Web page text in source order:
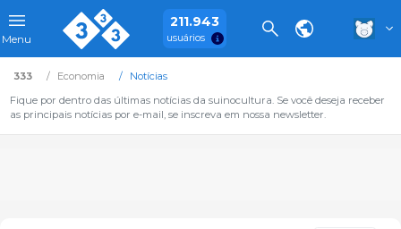
Menu
211.943
usuários
333 Economia
Notícias
Fique por dentro das últimas notícias da suinocultura. Se você deseja receber
as principais notícias por e-mail, se inscreva em nossa newsletter.